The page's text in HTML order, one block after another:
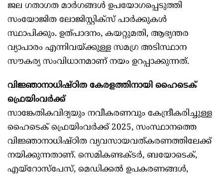
ജല ഗതാഗത മാർഗങ്ങൾ ഉപയോഗപ്പെടുത്തി
സംയോജിത ലോജിസ്റ്റിക്സ് പാർക്കുകൾ
സ്ഥാപിക്കും. ഉത്പാദനം, കയറ്റുമതി, ആഭ്യന്തര
വ്യാപാരം എന്നിവയ്ക്കുള്ള സമഗ്ര അടിസ്ഥാന
സൗകര്യ സംവിധാനമാണ് നയം ഉറപ്പാക്കുന്നത്.
വിജ്ഞാനാധിഷ്ഠിത കേരളത്തിനായി ഹൈടെക്
ഫ്രെയിംവർക്ക്
സാങ്കേതികവിദ്യയും നവീകരണവും കേന്ദ്രീകരിച്ചുള്ള
ഹൈടെക് ഫ്രെയിംവർക്ക് 2025, സംസ്ഥാനത്തെ
വിജ്ഞാനാധിഷ്ഠിത വ്യവസായവത്കരണത്തിലേക്ക്
നയിക്കുന്നതാണ്. സെമികണ്ടക്ടർ, ബയോടെക്,
എയ്റോസ്പേസ്, മെഡിക്കൽ ഉപകരണങ്ങൾ,